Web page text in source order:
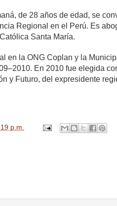
de 28 años de edad, se
Regional en el Perú. Es
Santa María.
en la ONG Coplan y la
En 2010 fue elegida
y Futuro, del expresidente
p.m.